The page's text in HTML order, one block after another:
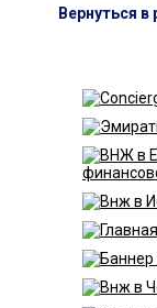
Вернуться